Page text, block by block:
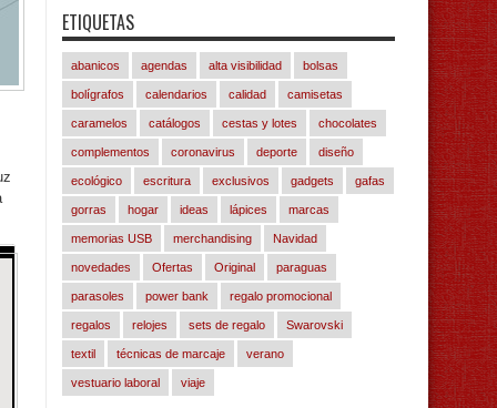
ETIQUETAS
abanicos agendas alta visibilidad bolsas
bolígrafos calendarios calidad camisetas
caramelos catálogos cestas y lotes chocolates
complementos coronavirus deporte diseño
ecológico escritura exclusivos gadgets gafas
gorras hogar ideas lápices marcas
memorias USB merchandising Navidad
novedades Ofertas Original paraguas
parasoles power bank regalo promocional
regalos relojes sets de regalo Swarovski
textil técnicas de marcaje verano
vestuario laboral viaje